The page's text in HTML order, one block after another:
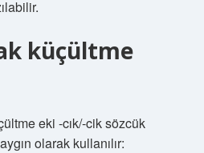
küçültme
eki -cık/-cik sözcük
olarak kullanılır: